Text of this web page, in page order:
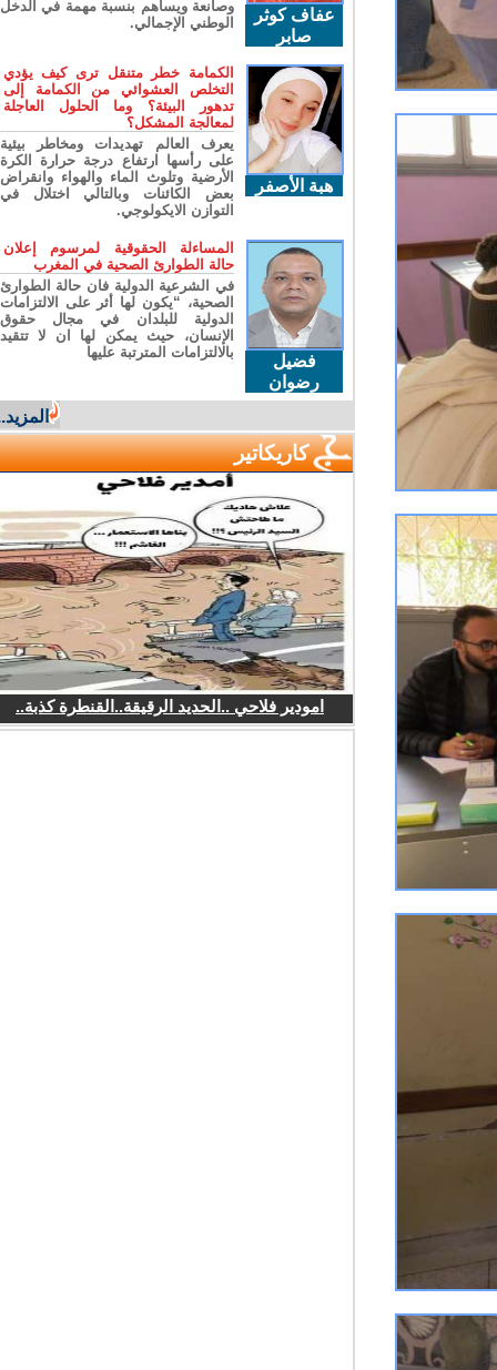
عفاف كوثر
صابر
وصانعة ويساهم بنسبة مهمة في الدخل
الوطني الإجمالي.
هبة الأصفر
الكمامة خطر متنقل ترى كيف يؤدي
التخلص العشوائي من الكمامة إلى
تدهور البيئة؟ وما الحلول العاجلة
لمعالجة المشكل؟
يعرف العالم تهديدات ومخاطر بيئية
على رأسها ارتفاع درجة حرارة الكرة
الأرضية وتلوث الماء والهواء وانقراض
بعض الكائنات وبالتالي اختلال في
التوازن الايكولوجي.
فضيل
رضوان
المساءلة الحقوقية لمرسوم إعلان
حالة الطوارئ الصحية في المغرب
في الشرعية الدولية فان حالة الطوارئ
الصحية، “يكون لها أثر على الالتزامات
الدولية للبلدان في مجال حقوق
الإنسان، حيث يمكن لها ان لا تتقيد
بالالتزامات المترتبة عليها
المزيد...
كاريكاتير
امودير فلاحي ..الحديد الرقيقة..القنطرة كذبة..